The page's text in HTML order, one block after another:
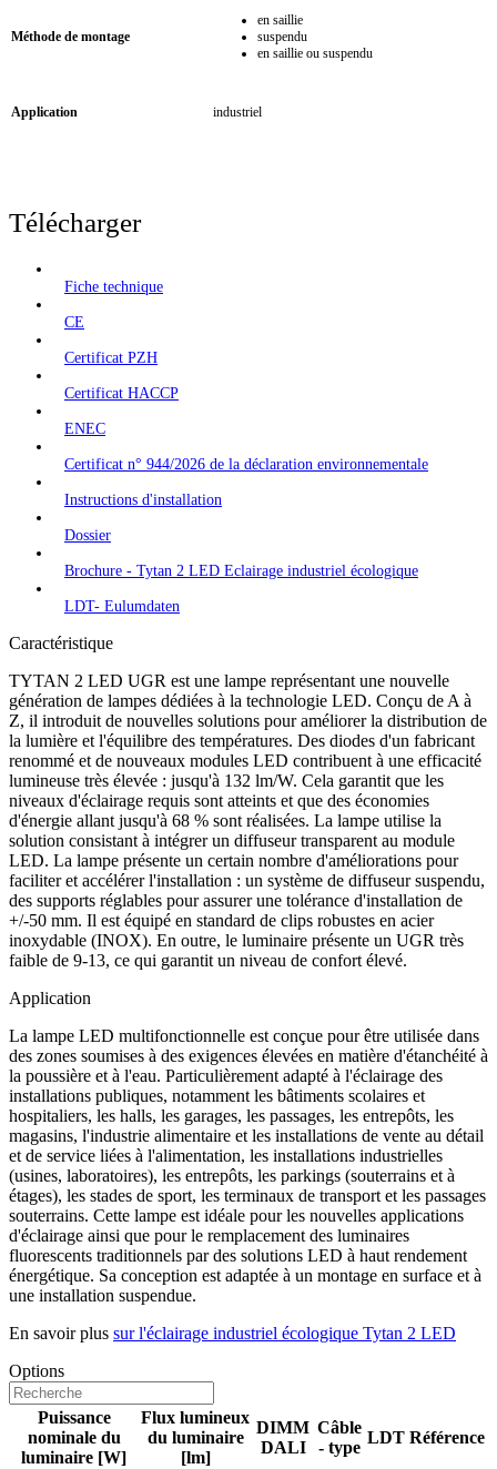
Méthode de montage
en saillie
suspendu
en saillie ou suspendu
Application industriel
Télécharger
Fiche technique
CE
Certificat PZH
Certificat HACCP
ENEC
Certificat n° 944/2026 de la déclaration environnementale
Instructions d'installation
Dossier
Brochure - Tytan 2 LED Eclairage industriel écologique
LDT- Eulumdaten
Caractéristique
TYTAN 2 LED UGR est une lampe représentant une nouvelle
génération de lampes dédiées à la technologie LED. Conçu de A à
Z, il introduit de nouvelles solutions pour améliorer la distribution de
la lumière et l'équilibre des températures. Des diodes d'un fabricant
renommé et de nouveaux modules LED contribuent à une efficacité
lumineuse très élevée : jusqu'à 132 lm/W. Cela garantit que les
niveaux d'éclairage requis sont atteints et que des économies
d'énergie allant jusqu'à 68 % sont réalisées. La lampe utilise la
solution consistant à intégrer un diffuseur transparent au module
LED. La lampe présente un certain nombre d'améliorations pour
faciliter et accélérer l'installation : un système de diffuseur suspendu,
des supports réglables pour assurer une tolérance d'installation de
+/-50 mm. Il est équipé en standard de clips robustes en acier
inoxydable (INOX). En outre, le luminaire présente un UGR très
faible de 9-13, ce qui garantit un niveau de confort élevé.
Application
La lampe LED multifonctionnelle est conçue pour être utilisée dans
des zones soumises à des exigences élevées en matière d'étanchéité à
la poussière et à l'eau. Particulièrement adapté à l'éclairage des
installations publiques, notamment les bâtiments scolaires et
hospitaliers, les halls, les garages, les passages, les entrepôts, les
magasins, l'industrie alimentaire et les installations de vente au détail
et de service liées à l'alimentation, les installations industrielles
(usines, laboratoires), les entrepôts, les parkings (souterrains et à
étages), les stades de sport, les terminaux de transport et les passages
souterrains. Cette lampe est idéale pour les nouvelles applications
d'éclairage ainsi que pour le remplacement des luminaires
fluorescents traditionnels par des solutions LED à haut rendement
énergétique. Sa conception est adaptée à un montage en surface et à
une installation suspendue.
En savoir plus sur l'éclairage industriel écologique Tytan 2 LED
Options
Puissance
nominale du
luminaire [W]
Flux lumineux
du luminaire
[lm]
DIMM
DALI
Câble
- type
LDT Référence